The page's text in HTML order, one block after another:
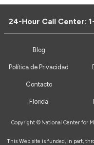
24-Hour Call Center:
Blog
Política de Privacidad
Contacto
Florida
Copyright © National Center for
This Web site is funded, in part,